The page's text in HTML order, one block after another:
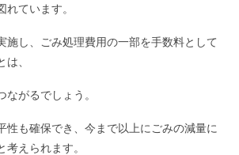
ています。
施し、ごみ処理費用の一部を手数料として
、
ながるでしょう。
性も確保でき、今まで以上にごみの減量に
えられます。